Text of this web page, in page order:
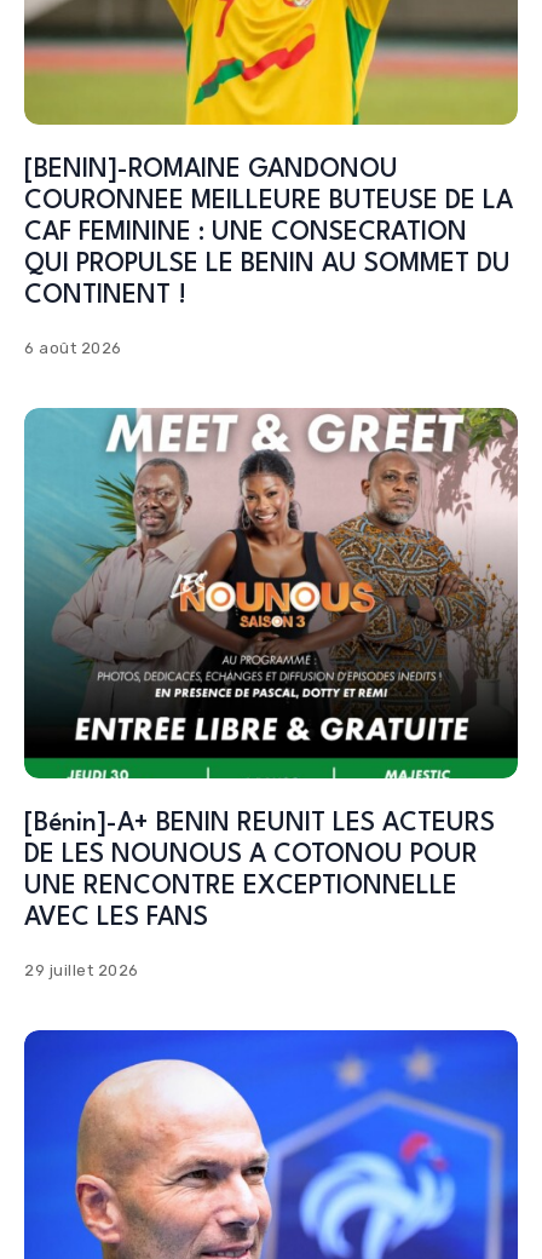
[BENIN]-ROMAINE GANDONOU
COURONNEE MEILLEURE BUTEUSE DE LA
CAF FEMININE : UNE CONSECRATION
QUI PROPULSE LE BENIN AU SOMMET DU
CONTINENT !
6 août 2026
[Bénin]-A+ BENIN REUNIT LES ACTEURS
DE LES NOUNOUS A COTONOU POUR
UNE RENCONTRE EXCEPTIONNELLE
AVEC LES FANS
29 juillet 2026